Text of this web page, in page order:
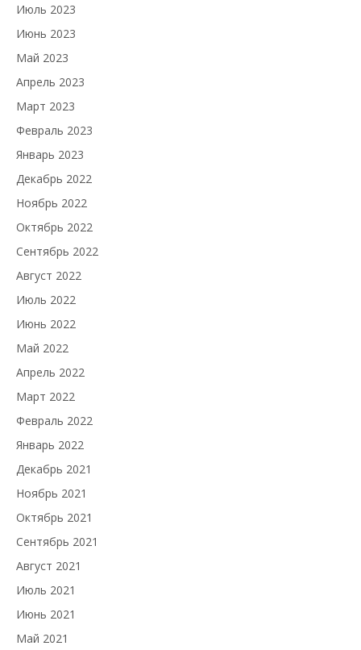
Июль 2023
Июнь 2023
Май 2023
Апрель 2023
Март 2023
Февраль 2023
Январь 2023
Декабрь 2022
Ноябрь 2022
Октябрь 2022
Сентябрь 2022
Август 2022
Июль 2022
Июнь 2022
Май 2022
Апрель 2022
Март 2022
Февраль 2022
Январь 2022
Декабрь 2021
Ноябрь 2021
Октябрь 2021
Сентябрь 2021
Август 2021
Июль 2021
Июнь 2021
Май 2021